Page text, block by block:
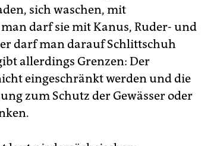
sich waschen, mit
darf sie mit Kanus, Ruder- und
darf man darauf Schlittschuh
allerdings Grenzen: Der
eingeschränkt werden und die
zum Schutz der Gewässer oder